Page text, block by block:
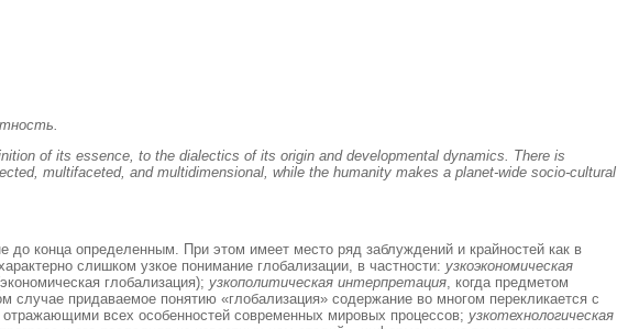
of its essence, to the dialectics of its origin and developmental dynamics. There is
multifaceted, and multidimensional, while the humanity makes a planet-wide socio-cultural
до конца определенным. При этом имеет место ряд заблуждений и крайностей как в
слишком узкое понимание глобализации, в частности: узкоэкономическая
глобализация); узкополитическая интерпретация, когда предметом
случае придаваемое понятию «глобализация» содержание во многом перекликается с
всех особенностей современных мировых процессов; узкотехнологическая